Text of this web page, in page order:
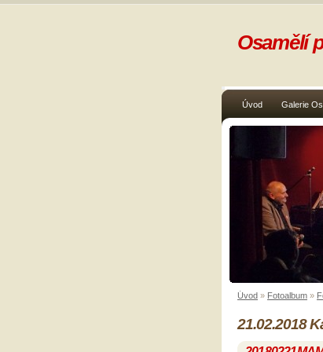
Úvod Galerie
Osamělí
Úvod » Fotoalbum »
21.02.2018